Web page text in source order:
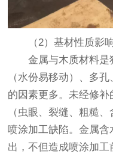
（2）基材性质
金属与木质材料是
（水份易移动）、多
的因素更多。未经修
（虫眼、裂缝、粗糙
喷涂加工缺陷。金属
出，不但造成喷涂加